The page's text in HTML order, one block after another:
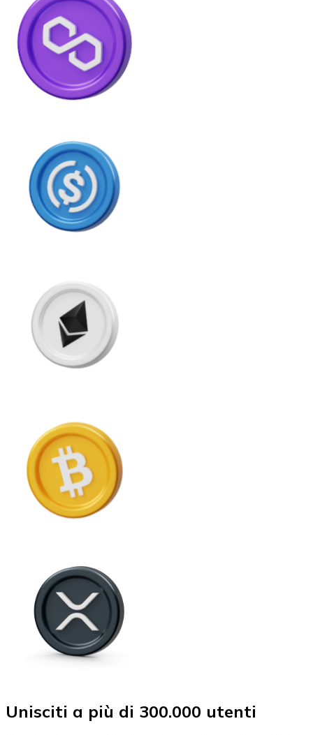
Unisciti a più di 300.000 utenti